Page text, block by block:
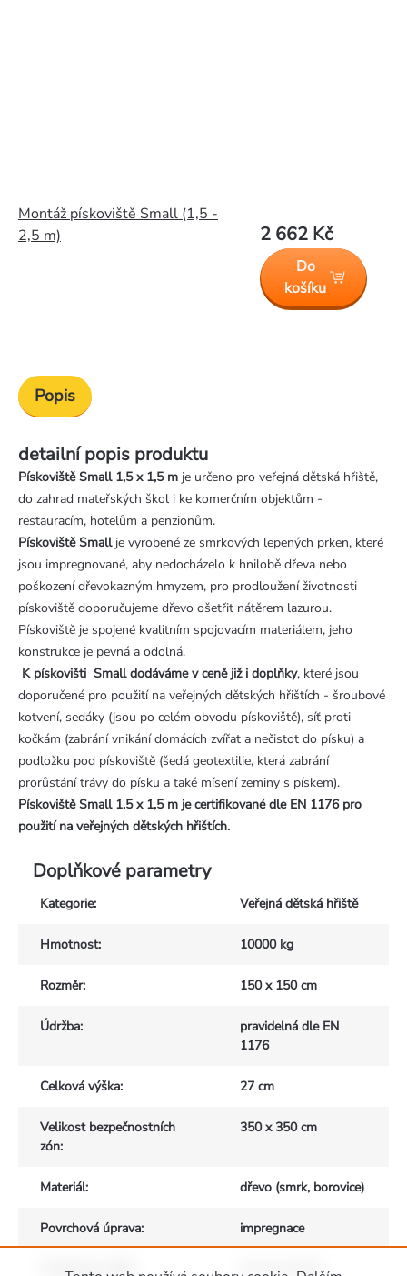
Montáž pískoviště Small (1,5 -
2,5 m)
2 662 Kč
Do
košíku
Popis
detailní popis produktu
Pískoviště Small 1,5 x 1,5 m je určeno pro veřejná dětská hřiště,
do zahrad mateřských škol i ke komerčním objektům -
restauracím, hotelům a penzionům.
Pískoviště Small je vyrobené ze smrkových lepených prken, které
jsou impregnované, aby nedocházelo k hnilobě dřeva nebo
poškození dřevokazným hmyzem, pro prodloužení životnosti
pískoviště doporučujeme dřevo ošetřit nátěrem lazurou.
Pískoviště je spojené kvalitním spojovacím materiálem, jeho
konstrukce je pevná a odolná.
K pískovišti Small dodáváme v ceně již i doplňky, které jsou
doporučené pro použití na veřejných dětských hřištích - šroubové
kotvení, sedáky (jsou po celém obvodu pískoviště), síť proti
kočkám (zabrání vnikání domácích zvířat a nečistot do písku) a
podložku pod pískoviště (šedá geotextilie, která zabrání
prorůstání trávy do písku a také mísení zeminy s pískem).
Pískoviště Small 1,5 x 1,5 m je certifikované dle EN 1176 pro
použití na veřejných dětských hřištích.
Doplňkové parametry
Kategorie: Veřejná dětská hřiště
Hmotnost: 10000 kg
Rozměr: 150 x 150 cm
Údržba:
pravidelná dle EN
1176
Celková výška: 27 cm
Velikost bezpečnostních
zón:
350 x 350 cm
Materiál: dřevo (smrk, borovice)
Povrchová úprava: impregnace
Vhodné pro děti od 1 do 10 let